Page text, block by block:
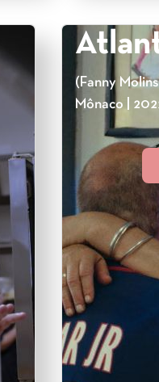
(Fanny
Mônaco |